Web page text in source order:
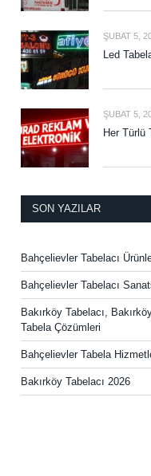
ŞUBAT 5,
Led
ŞUBAT 5,
Her Türlü
SON YAZILAR
Bahçelievler Tabelacı
Bahçelievler Tabelacı
Bakırköy Tabelacı,
Tabela Çözümleri
Bahçelievler Tabela
Bakırköy Tabelacı 2026